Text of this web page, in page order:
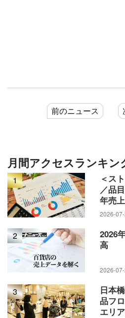
前のニュース
月間アクセスランキン
1
＜ス
／品
年売
2026-
2
2026
高
2026-07-
3
日本
品フ
エリ